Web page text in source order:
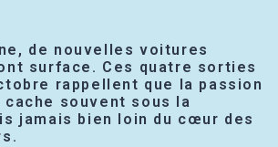
de nouvelles voitures
surface. Ces quatre sorties
rappellent que la passion
souvent sous la
jamais bien loin du cœur des